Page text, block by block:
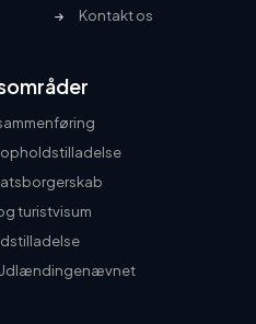
Kontakt os
opholdstilladelse
turistvisum